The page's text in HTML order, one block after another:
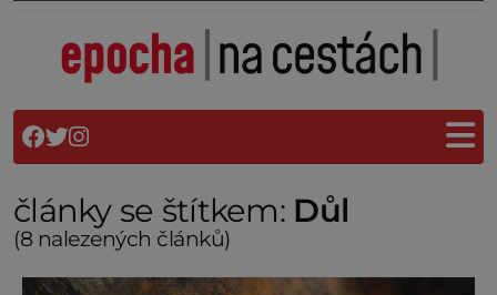
články se štítkem: Důl
(8 nalezených článků)